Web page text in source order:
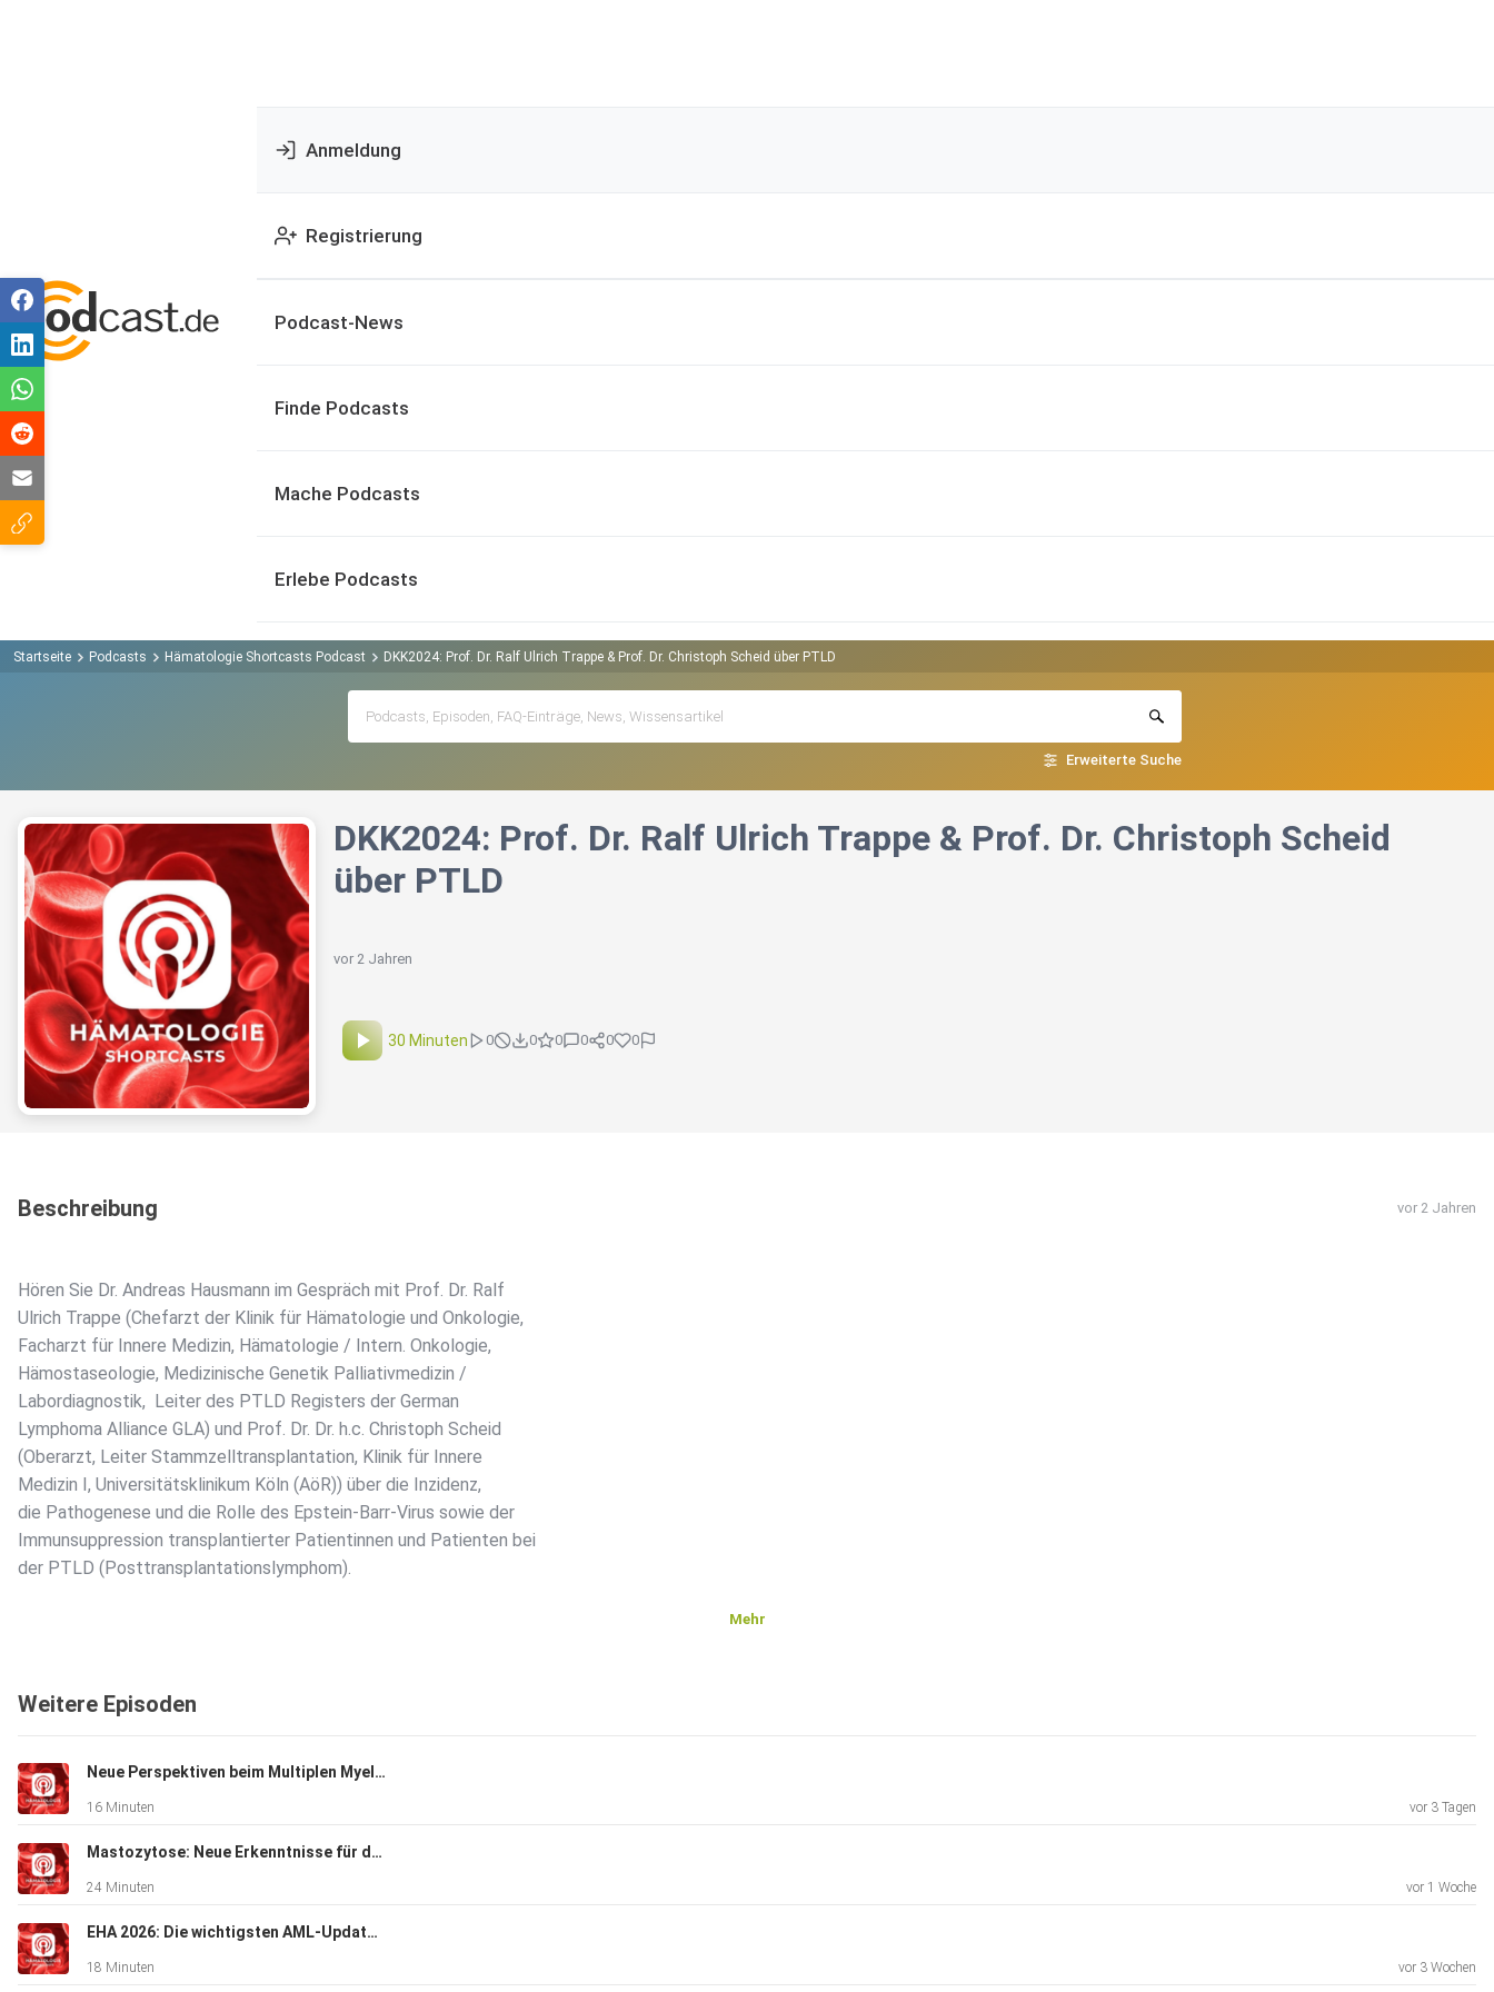
Anmeldung
Registrierung
Podcast-News
Finde Podcasts
Mache Podcasts
Erlebe Podcasts
Startseite Podcasts Hämatologie Shortcasts Podcast DKK2024: Prof. Dr. Ralf Ulrich Trappe & Prof. Dr. Christoph Scheid über PTLD
Erweiterte Suche
DKK2024: Prof. Dr. Ralf Ulrich Trappe & Prof. Dr. Christoph Scheid
über PTLD
vor 2 Jahren
30 Minuten 0 0 0 0 0 0
Beschreibung vor 2 Jahren
Hören Sie Dr. Andreas Hausmann im Gespräch mit Prof. Dr. Ralf
Ulrich Trappe (Chefarzt der Klinik für Hämatologie und Onkologie,
Facharzt für Innere Medizin, Hämatologie / Intern. Onkologie,
Hämostaseologie, Medizinische Genetik Palliativmedizin /
Labordiagnostik, Leiter des PTLD Registers der German
Lymphoma Alliance GLA) und Prof. Dr. Dr. h.c. Christoph Scheid
(Oberarzt, Leiter Stammzelltransplantation, Klinik für Innere
Medizin I, Universitätsklinikum Köln (AöR)) über die Inzidenz,
die Pathogenese und die Rolle des Epstein-Barr-Virus sowie der
Immunsuppression transplantierter Patientinnen und Patienten bei
der PTLD (Posttransplantationslymphom).
vielversprechende Therapieoptionen aufgezeigt.
Ein großes Anliegen der Experten ist das Einbringen von
Patientinnen und Patienten in das PTLD-Register um in dieser
seltenen Entität weitere Fortschritte zu erzielen.
Links:
Mehr
Weitere Episoden
Neue Perspektiven beim Multiplen Myelom
16 Minuten vor 3 Tagen
Mastozytose: Neue Erkenntnisse für die Praxis
24 Minuten vor 1 Woche
EHA 2026: Die wichtigsten AML-Updates mit Prof. Dr. Lars Bullinger
18 Minuten vor 3 Wochen